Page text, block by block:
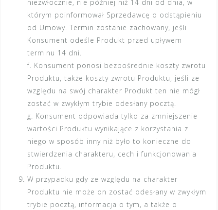
niezwłocznie, nie później niż 14 dni od dnia, w
którym poinformował Sprzedawcę o odstąpieniu
od Umowy. Termin zostanie zachowany, jeśli
Konsument odeśle Produkt przed upływem
terminu 14 dni.
f. Konsument ponosi bezpośrednie koszty zwrotu
Produktu, także koszty zwrotu Produktu, jeśli ze
względu na swój charakter Produkt ten nie mógł
zostać w zwykłym trybie odesłany pocztą.
g. Konsument odpowiada tylko za zmniejszenie
wartości Produktu wynikające z korzystania z
niego w sposób inny niż było to konieczne do
stwierdzenia charakteru, cech i funkcjonowania
Produktu.
W przypadku gdy ze względu na charakter
Produktu nie może on zostać odesłany w zwykłym
trybie pocztą, informacja o tym, a także o